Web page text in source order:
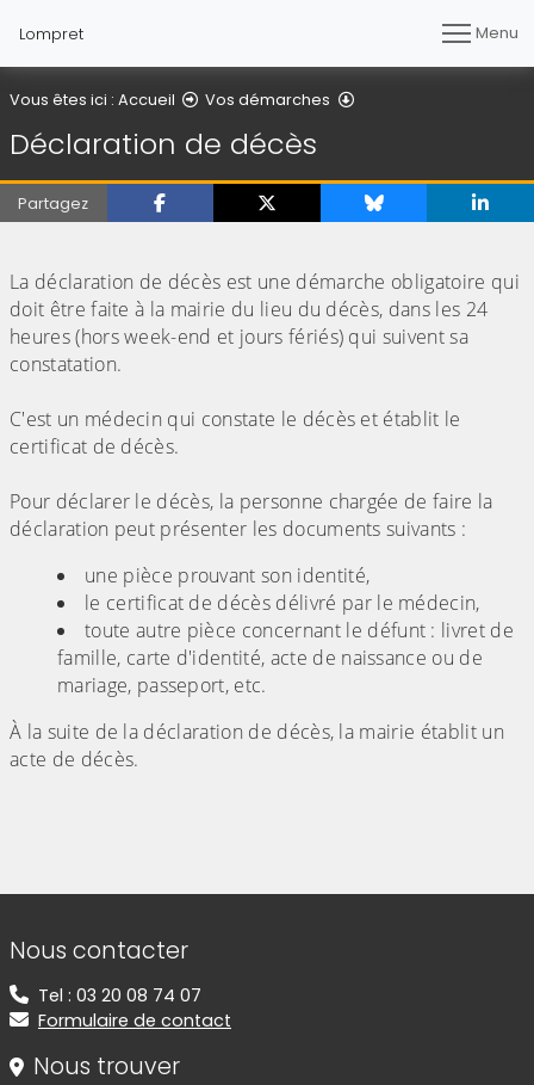
Lompret Menu
Vous êtes ici : Accueil Vos démarches
Déclaration de décès
Partagez
La déclaration de décès est une démarche obligatoire qui
doit être faite à la mairie du lieu du décès, dans les 24
heures (hors week-end et jours fériés) qui suivent sa
constatation.
C'est un médecin qui constate le décès et établit le
certificat de décès.
Pour déclarer le décès, la personne chargée de faire la
déclaration peut présenter les documents suivants :
une pièce prouvant son identité,
le certificat de décès délivré par le médecin,
toute autre pièce concernant le défunt : livret de
famille, carte d'identité, acte de naissance ou de
mariage, passeport, etc.
À la suite de la déclaration de décès, la mairie établit un
acte de décès.
Informations de contact
Nous contacter
Tel : 03 20 08 74 07
Formulaire de contact
Nous trouver